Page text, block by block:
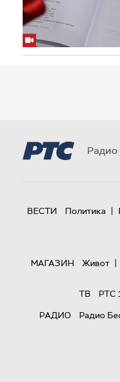
Радио
ВЕСТИ Политика |
МАГАЗИН
Живот |
ТВ
РТС
РАДИО
Радио